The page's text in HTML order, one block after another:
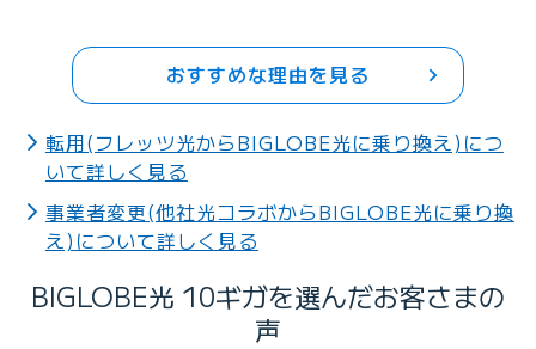
おすすめな理由を見る
転用(フレッツ光からBIGLOBE光に乗り換え)につ
いて詳しく見る
事業者変更(他社光コラボからBIGLOBE光に乗り換
え)について詳しく見る
BIGLOBE光 10ギガを選んだお客さまの
声